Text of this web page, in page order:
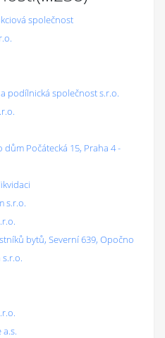
společnost
podílnická společnost s.r.o.
dům Počátecká 15, Praha 4 -
s.r.o.
bytů, Severní 639, Opočno
s.r.o.